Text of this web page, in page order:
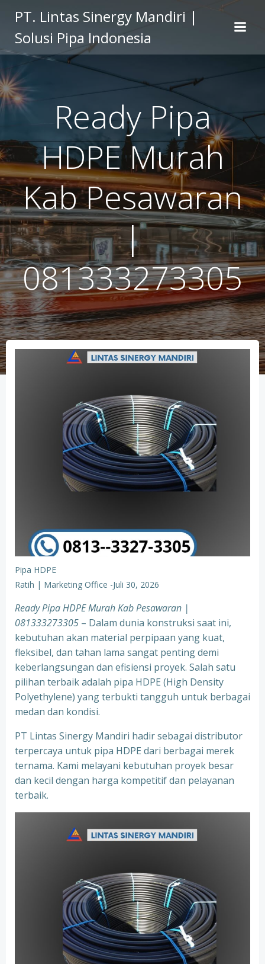
to
content
PT. Lintas Sinergy Mandiri |
Solusi Pipa Indonesia
Ready Pipa
HDPE Murah
Kab Pesawaran
|
081333273305
Pipa HDPE
Ratih | Marketing Office -Juli 30, 2026
Ready Pipa HDPE Murah Kab Pesawaran |
081333273305 – Dalam dunia konstruksi saat ini,
kebutuhan akan material perpipaan yang kuat,
fleksibel, dan tahan lama sangat penting demi
keberlangsungan dan efisiensi proyek. Salah satu
pilihan terbaik adalah pipa HDPE (High Density
Polyethylene) yang terbukti tangguh untuk berbagai
medan dan kondisi.
PT Lintas Sinergy Mandiri hadir sebagai distributor
terpercaya untuk pipa HDPE dari berbagai merek
ternama. Kami melayani kebutuhan proyek besar
dan kecil dengan harga kompetitif dan pelayanan
terbaik.